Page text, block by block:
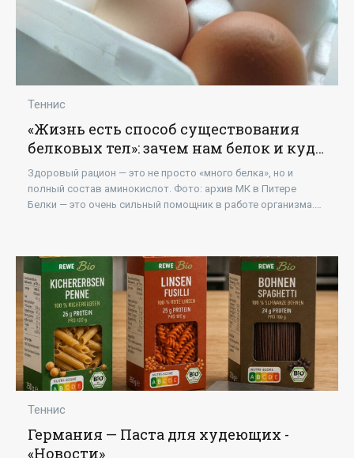
Теннис
«Жизнь есть способ существования
белковых тел»: зачем нам белок и куда
отправляться на его поиски -
«Новости»
Здоровый рацион — это не просто «много белка», но и
полный состав аминокислот. Фото: архив МК в Питере
Белки — это очень сильный помощник в работе организма.
Теннис
Германия — Паста для худеющих -
«Новости»